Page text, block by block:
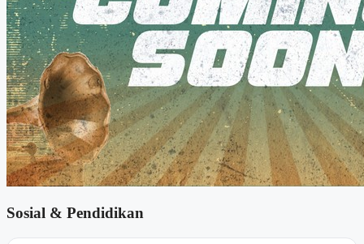
Sosial & Pendidikan